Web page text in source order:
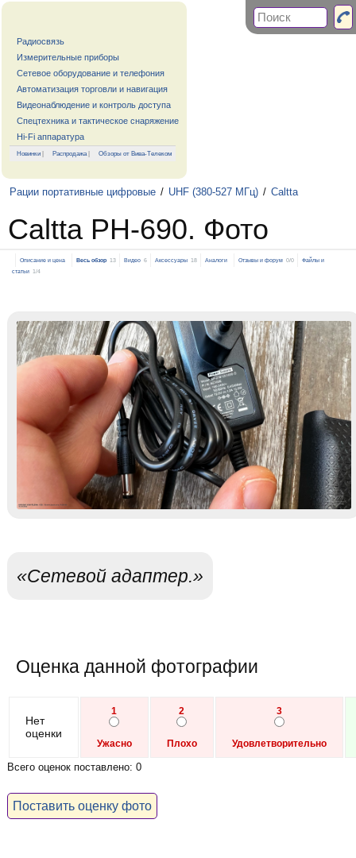
Радиосвязь
Измерительные приборы
Сетевое оборудование и телефония
Автоматизация торговли и навигация
Видеонаблюдение и контроль доступа
Спецтехника и тактическое снаряжение
Hi-Fi аппаратура
Новинки | Распродажа| Обзоры от Вива-Телеком
Рации портативные цифровые / UHF (380-527 МГц) / Caltta
Caltta PH-690. Фото
Описание и цена Весь обзор 13 Видео 6 Аксессуары 18 Аналоги Отзывы и форум 0/0
Файлы и
статьи
1/4
«Сетевой адаптер.»
Оценка данной фотографии
Нет
оценки
1
Ужасно
2
Плохо
3
Удовлетворительно
Всего оценок поставлено: 0
Поставить оценку фото